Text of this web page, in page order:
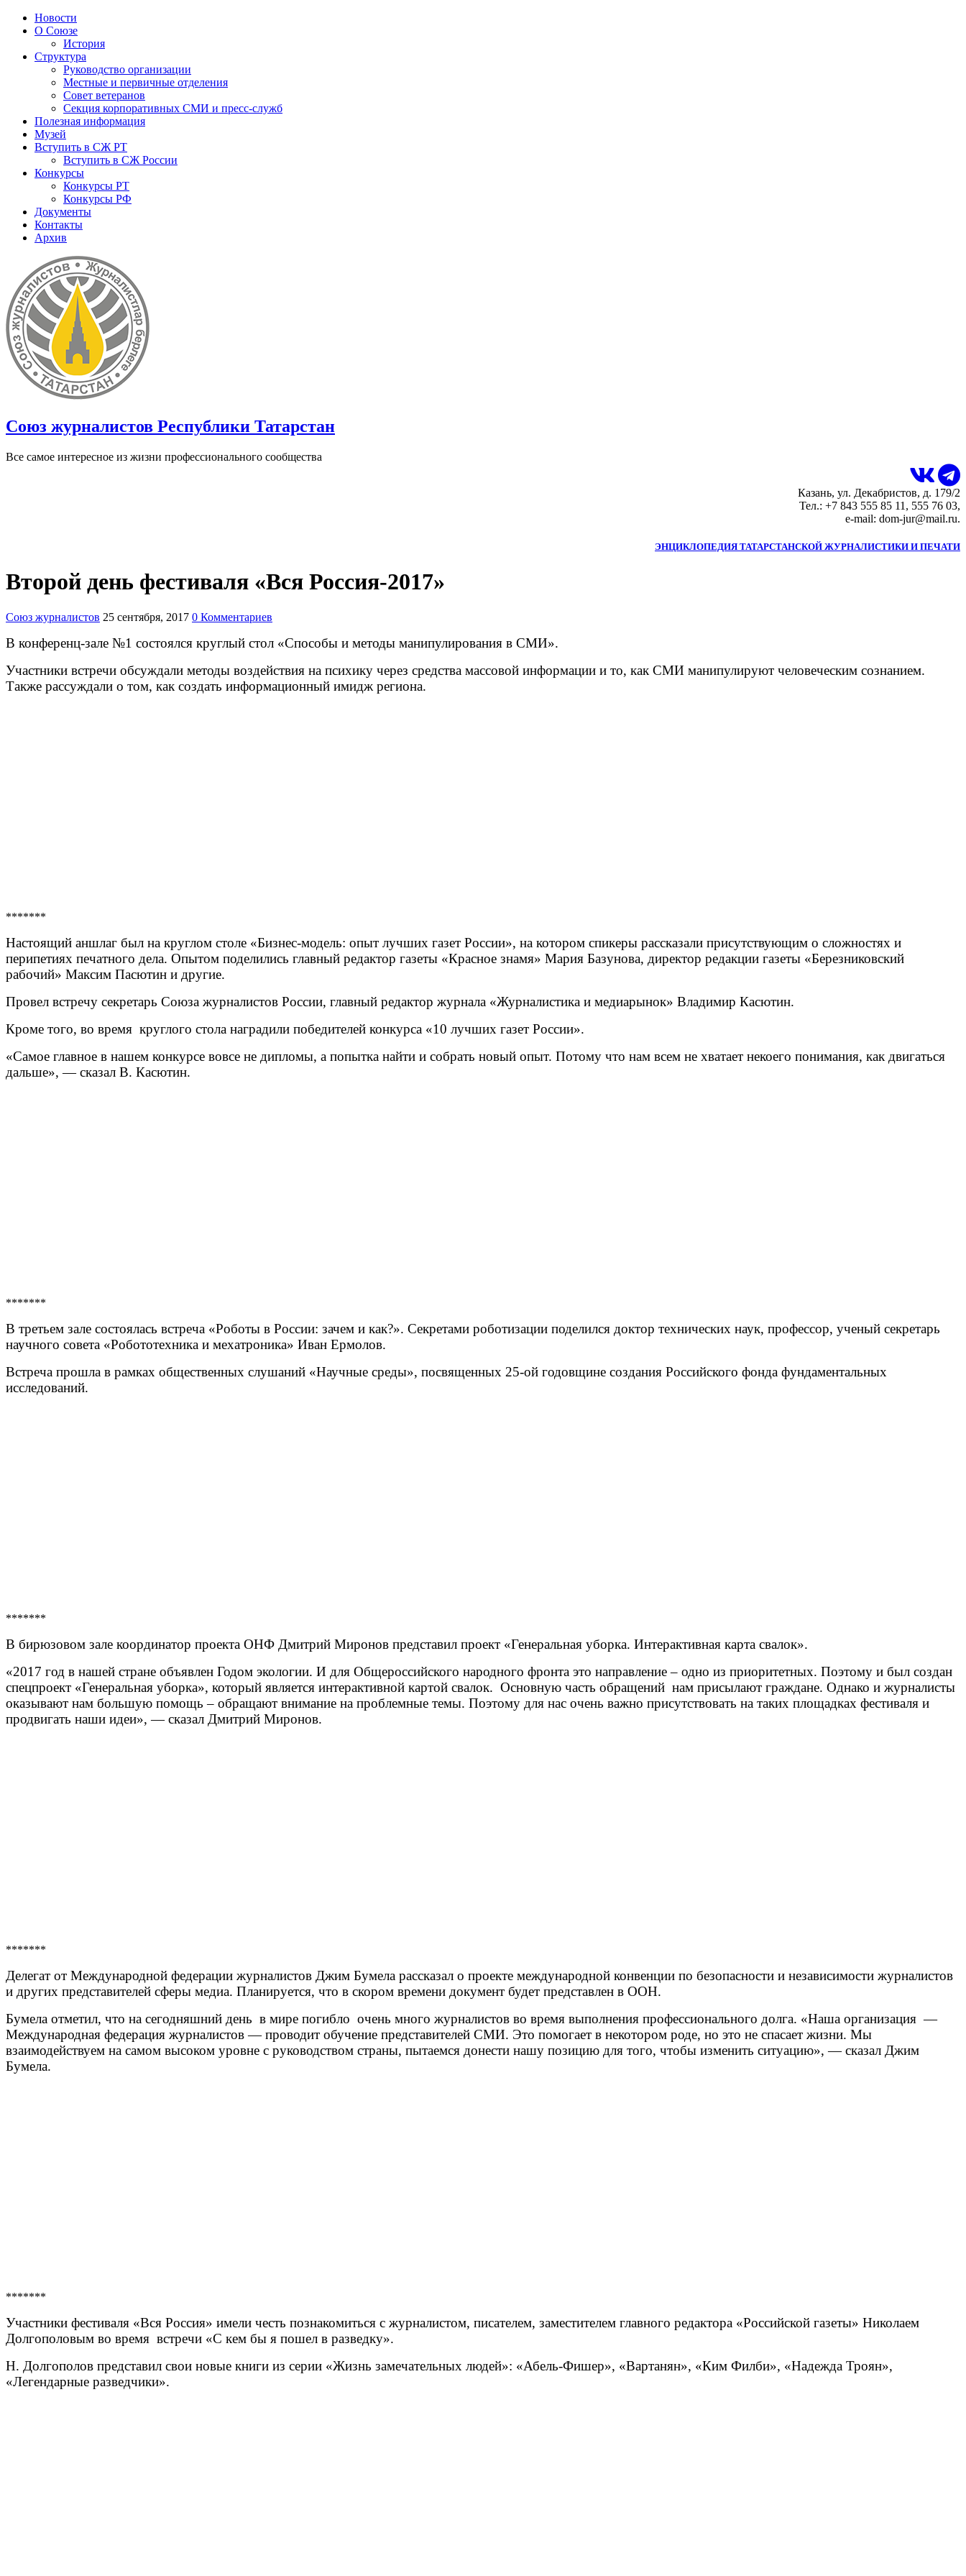
Новости
О Союзе
История
Структура
Руководство организации
Местные и первичные отделения
Совет ветеранов
Секция корпоративных СМИ и пресс-служб
Полезная информация
Музей
Вступить в СЖ РТ
Вступить в СЖ России
Конкурсы
Конкурсы РТ
Конкурсы РФ
Документы
Контакты
Архив
Союз журналистов Республики Татарстан
Все самое интересное из жизни профессионального сообщества
Казань, ул. Декабристов, д. 179/2
Тел.: +7 843 555 85 11, 555 76 03,
e-mail: dom-jur@mail.ru.
ЭНЦИКЛОПЕДИЯ ТАТАРСТАНСКОЙ ЖУРНАЛИСТИКИ И ПЕЧАТИ
Второй день фестиваля «Вся Россия-2017»
Союз журналистов 25 сентября, 2017 0 Комментариев
В конференц-зале №1 состоялся круглый стол «Способы и методы манипулирования в СМИ».
Участники встречи обсуждали методы воздействия на психику через средства массовой информации и то, как СМИ манипулируют человеческим сознанием.
Также рассуждали о том, как создать информационный имидж региона.
*******
Настоящий аншлаг был на круглом столе «Бизнес-модель: опыт лучших газет России», на котором спикеры рассказали присутствующим о сложностях и
перипетиях печатного дела. Опытом поделились главный редактор газеты «Красное знамя» Мария Базунова, директор редакции газеты «Березниковский
рабочий» Максим Пасютин и другие.
Провел встречу секретарь Союза журналистов России, главный редактор журнала «Журналистика и медиарынок» Владимир Касютин.
Кроме того, во время круглого стола наградили победителей конкурса «10 лучших газет России».
«Самое главное в нашем конкурсе вовсе не дипломы, а попытка найти и собрать новый опыт. Потому что нам всем не хватает некоего понимания, как двигаться
дальше», — сказал В. Касютин.
*******
В третьем зале состоялась встреча «Роботы в России: зачем и как?». Секретами роботизации поделился доктор технических наук, профессор, ученый секретарь
научного совета «Робототехника и мехатроника» Иван Ермолов.
Встреча прошла в рамках общественных слушаний «Научные среды», посвященных 25-ой годовщине создания Российского фонда фундаментальных
исследований.
*******
В бирюзовом зале координатор проекта ОНФ Дмитрий Миронов представил проект «Генеральная уборка. Интерактивная карта свалок».
«2017 год в нашей стране объявлен Годом экологии. И для Общероссийского народного фронта это направление – одно из приоритетных. Поэтому и был создан
спецпроект «Генеральная уборка», который является интерактивной картой свалок. Основную часть обращений нам присылают граждане. Однако и журналисты
оказывают нам большую помощь – обращают внимание на проблемные темы. Поэтому для нас очень важно присутствовать на таких площадках фестиваля и
продвигать наши идеи», — сказал Дмитрий Миронов.
*******
Делегат от Международной федерации журналистов Джим Бумела рассказал о проекте международной конвенции по безопасности и независимости журналистов
и других представителей сферы медиа. Планируется, что в скором времени документ будет представлен в ООН.
Бумела отметил, что на сегодняшний день в мире погибло очень много журналистов во время выполнения профессионального долга. «Наша организация —
Международная федерация журналистов — проводит обучение представителей СМИ. Это помогает в некотором роде, но это не спасает жизни. Мы
взаимодействуем на самом высоком уровне с руководством страны, пытаемся донести нашу позицию для того, чтобы изменить ситуацию», — сказал Джим
Бумела.
*******
Участники фестиваля «Вся Россия» имели честь познакомиться с журналистом, писателем, заместителем главного редактора «Российской газеты» Николаем
Долгополовым во время встречи «С кем бы я пошел в разведку».
Н. Долгополов представил свои новые книги из серии «Жизнь замечательных людей»: «Абель-Фишер», «Вартанян», «Ким Филби», «Надежда Троян»,
«Легендарные разведчики».